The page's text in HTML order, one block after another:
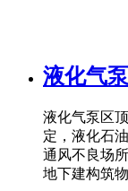
液化气
液化气泵区
定，液化石
通风不良场
地下建构筑